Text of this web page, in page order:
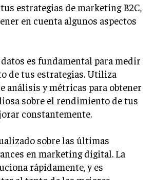
EMPRESARIAL
Y MEJORA CONTINUA
HUMANOS Y GESTIÓN DEL
Y BENEFICIOS
Y SELECCIÓN
DEL DESEMPEÑO
Y CLIMA ORGANIZACIONAL
estrategias de marketing B2C,
en cuenta algunos aspectos
es fundamental para medir
de tus estrategias. Utiliza
análisis y métricas para obtener
sobre el rendimiento de tus
constantemente.
sobre las últimas
en marketing digital. La
rápidamente, y es